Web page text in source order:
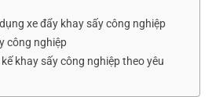
xe đẩy khay sấy công nghiệp
công nghiệp
khay sấy công nghiệp theo yêu